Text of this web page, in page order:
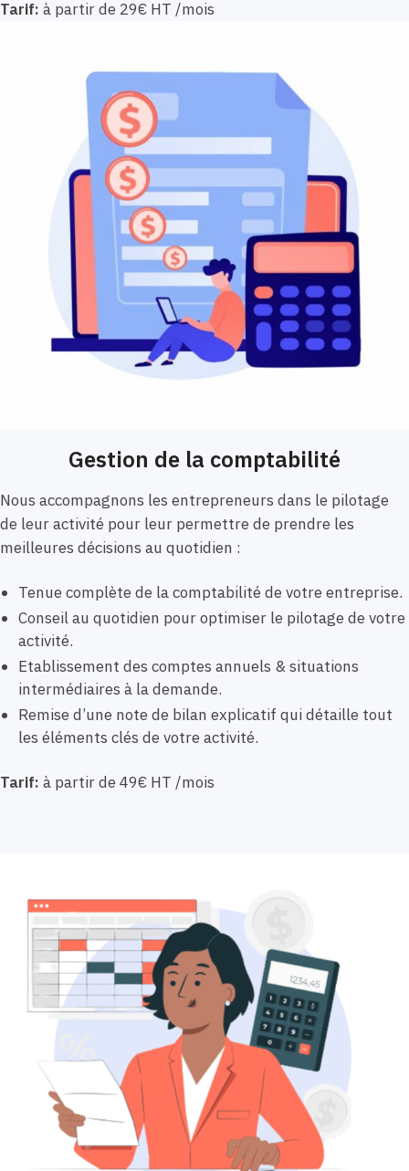
Tarif: à partir de 29€ HT /mois
Gestion de la comptabilité
Nous accompagnons les entrepreneurs dans le pilotage
de leur activité pour leur permettre de prendre les
meilleures décisions au quotidien :
Tenue complète de la comptabilité de votre entreprise.
Conseil au quotidien pour optimiser le pilotage de votre
activité.
Etablissement des comptes annuels & situations
intermédiaires à la demande.
Remise d’une note de bilan explicatif qui détaille tout
les éléments clés de votre activité.
Tarif: à partir de 49€ HT /mois